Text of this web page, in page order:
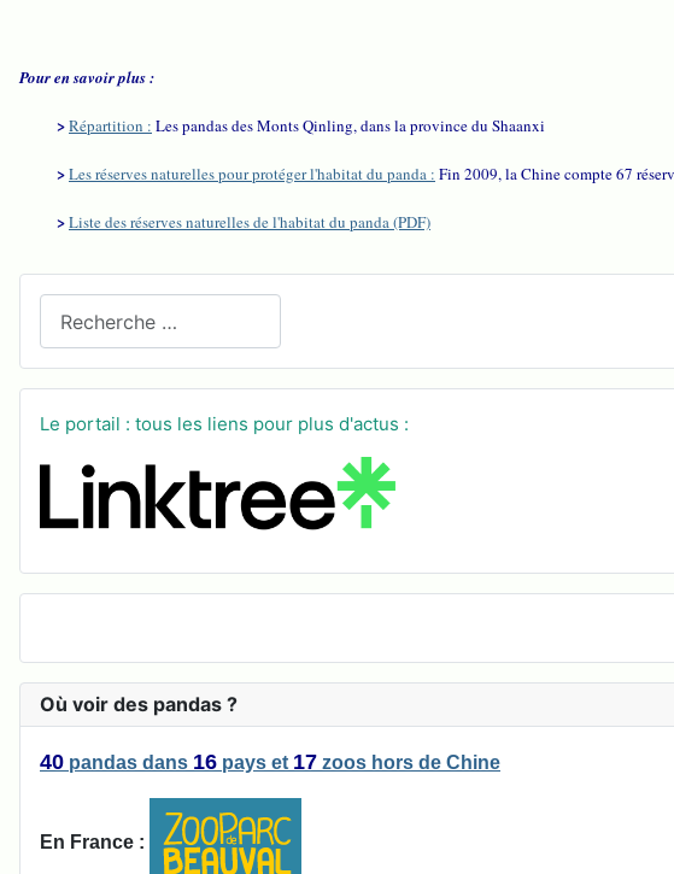
Le portail : tous les liens pour plus d'actus :
Où voir des pandas ?
40 pandas dans 16 pays et 17 zoos hors de Chine
En France :
Pour en savoir plus :
>Répartition : Les pandas des Monts Qinling, dans la province du Shaanxi
>Les réserves naturelles pour protéger l'habitat du panda : Fin 2009, la Chine compte 67
>Liste des réserves naturelles de l'habitat du panda (PDF)